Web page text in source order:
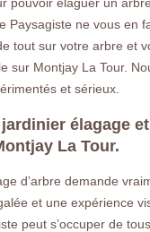
Paysagiste ne vous en
tout sur votre arbre et
sur Montjay La Tour.
et sérieux.
élagage
La Tour.
d’arbre demande
et une expérience
peut s’occuper de